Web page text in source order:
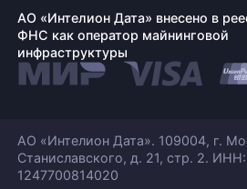
АО «Интелион Дата» внесено в
ФНС как оператор майнинговой
инфраструктуры
АО «Интелион Дата». 109004, г.
Станиславского, д. 21, стр. 2.
1247700814020